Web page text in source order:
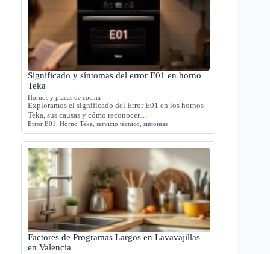
Significado y síntomas del error E01 en horno
Teka
Hornos y placas de cocina
Exploramos el significado del Error E01 en los hornos
Teka, sus causas y cómo reconocer…
Error E01 Horno Teka servicio técnico sintomas
Factores de Programas Largos en Lavavajillas
en Valencia